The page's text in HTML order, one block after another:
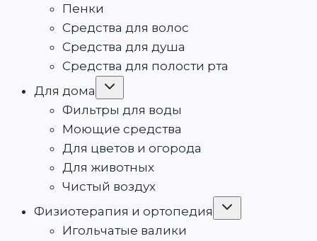
Пенки
Средства для волос
Средства для душа
Средства для полости рта
Для дома
Переключить
Фильтры для воды
Моющие средства
Для цветов и огорода
Для животных
Чистый воздух
Физиотерапия и ортопедия
Переключить
Игольчатые валики